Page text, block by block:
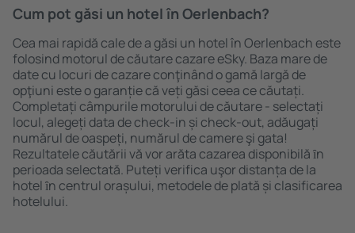
Cum pot găsi un hotel în Oerlenbach?
Cea mai rapidă cale de a găsi un hotel în Oerlenbach este
folosind motorul de căutare cazare eSky. Baza mare de
date cu locuri de cazare conţinând o gamă largă de
opţiuni este o garanție că veți găsi ceea ce căutați.
Completați câmpurile motorului de căutare - selectați
locul, alegeți data de check-in și check-out, adăugați
numărul de oaspeți, numărul de camere şi gata!
Rezultatele căutării vă vor arăta cazarea disponibilă ȋn
perioada selectată. Puteți verifica uşor distanța de la
hotel ȋn centrul orașului, metodele de plată și clasificarea
hotelului.